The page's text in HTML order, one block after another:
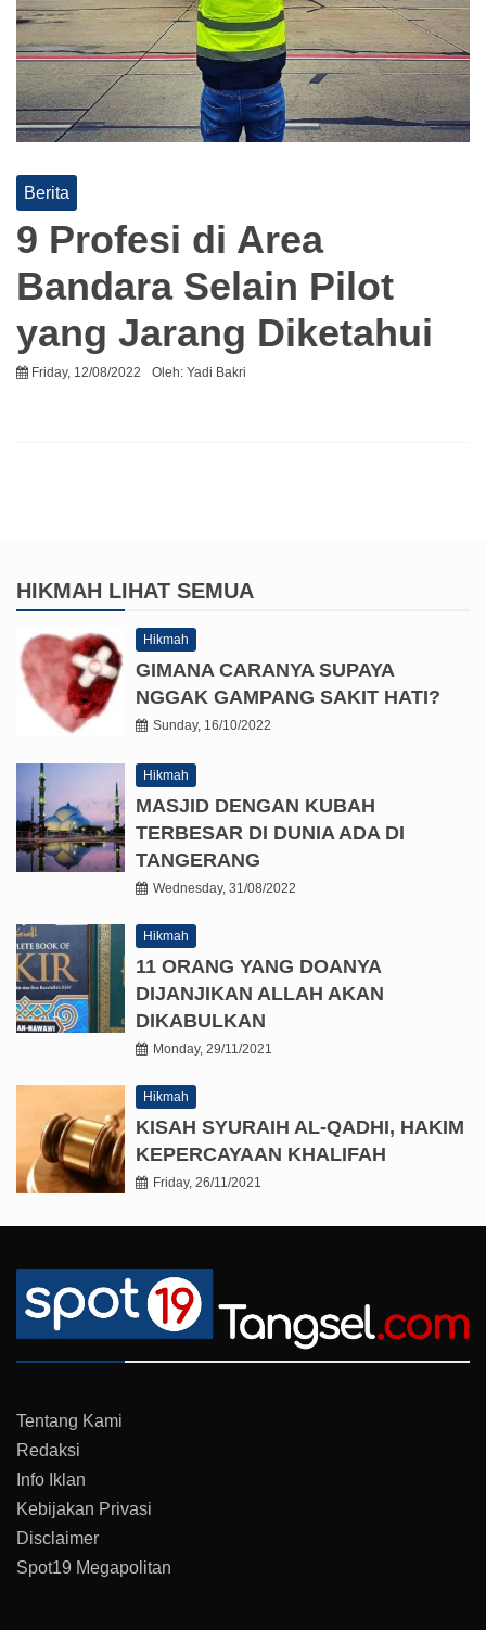
Berita
9 Profesi di Area
Bandara Selain Pilot
yang Jarang Diketahui
Friday, 12/08/2022 Oleh: Yadi Bakri
HIKMAH LIHAT SEMUA
Hikmah
GIMANA CARANYA SUPAYA
NGGAK GAMPANG SAKIT HATI?
Sunday, 16/10/2022
Hikmah
MASJID DENGAN KUBAH
TERBESAR DI DUNIA ADA DI
TANGERANG
Wednesday, 31/08/2022
Hikmah
11 ORANG YANG DOANYA
DIJANJIKAN ALLAH AKAN
DIKABULKAN
Monday, 29/11/2021
Hikmah
KISAH SYURAIH AL-QADHI, HAKIM
KEPERCAYAAN KHALIFAH
Friday, 26/11/2021
Tentang Kami
Redaksi
Info Iklan
Kebijakan Privasi
Disclaimer
Spot19 Megapolitan